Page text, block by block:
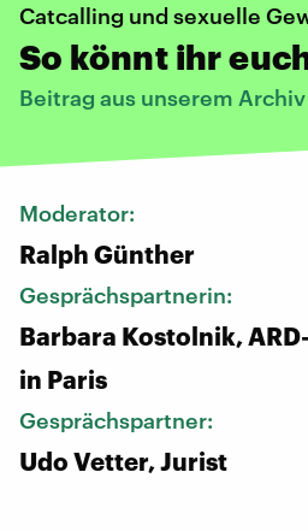
Catcalling und sexuelle
So könnt ihr
Beitrag aus unserem
Moderator:
Ralph Günther
Gesprächspartnerin:
Barbara Kostolnik,
in Paris
Gesprächspartner:
Udo Vetter, Jurist